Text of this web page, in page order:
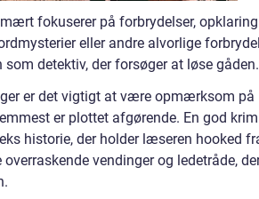
fokuserer på forbrydelser,
eller andre alvorlige
detektiv, der forsøger at løse gåden.
er det vigtigt at være opmærksom på
er plottet afgørende. En god
historie, der holder læseren hooked
vendinger og ledetråde,